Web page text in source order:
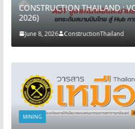
CONSTRUCTION THAILAND :
2026)
June 8, 2026 ConstructionThailand
MINING